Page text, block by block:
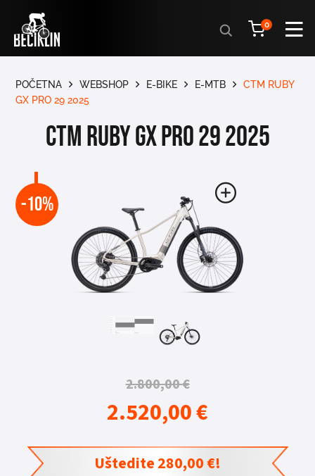
Products
search
0
POČETNA WEBSHOP E-BIKE E-MTB
CTM RUBY
GX PRO 29 2025
CTM RUBY GX PRO 29 2025
-10%
2.800,00€
2.520,00€
Uštedite280,00€!